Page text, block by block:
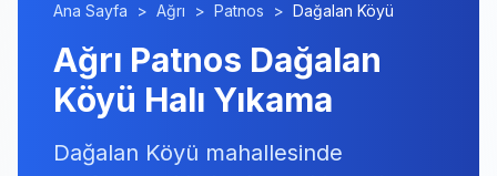
Ana Sayfa > Ağrı > Patnos > Dağalan Köyü
Ağrı Patnos Dağalan
Köyü Halı Yıkama
Dağalan Köyü mahallesinde